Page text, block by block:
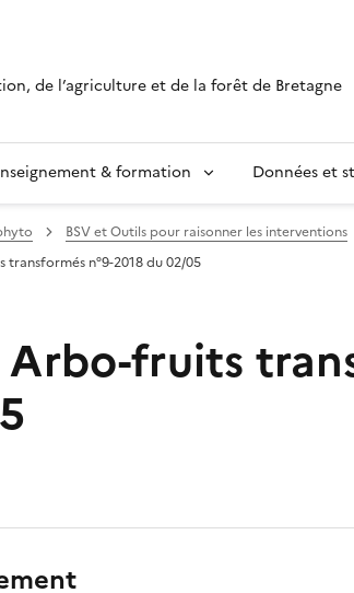
de l’agriculture et de la forêt de Bretagne
& formation Données et
BSV et Outils pour raisonner les interventions
n°9-2018 du 02/05
fruits